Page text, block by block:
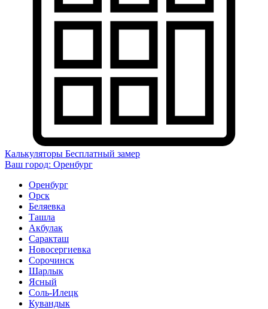
Калькуляторы Бесплатный замер
Ваш город: Оренбург
Оренбург
Орск
Беляевка
Ташла
Акбулак
Саракташ
Новосергиевка
Сорочинск
Шарлык
Ясный
Соль-Илецк
Кувандык